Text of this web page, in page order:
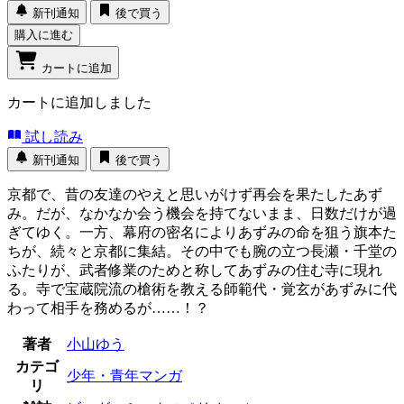
新刊通知
後で買う
購入に進む
カートに追加
カートに追加しました
試し読み
新刊通知 後で買う
京都で、昔の友達のやえと思いがけず再会を果たしたあず
み。だが、なかなか会う機会を持てないまま、日数だけが過
ぎてゆく。一方、幕府の密名によりあずみの命を狙う旗本た
ちが、続々と京都に集結。その中でも腕の立つ長瀬・千堂の
ふたりが、武者修業のためと称してあずみの住む寺に現れ
る。寺で宝蔵院流の槍術を教える師範代・覚玄があずみに代
わって相手を務めるが……！？
著者
小山ゆう
カテゴ
リ
少年・青年マンガ